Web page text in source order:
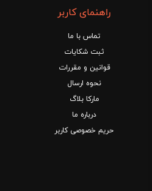
راهنمای کاربر
تماس با ما
ثبت شکایات
قوانین و مقررات
نحوه ارسال
مارکا بلاگ
درباره ما
حریم خصوصی کاربر